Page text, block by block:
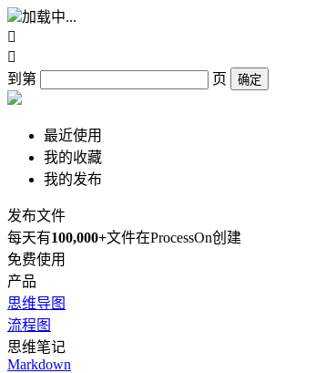
加载中...


到第
页 确定
最近使用
我的收藏
我的发布
发布文件
每天有100,000+文件在ProcessOn创建
免费使用
产品
思维导图
流程图
思维笔记
Markdown